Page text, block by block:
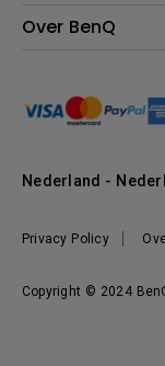
BenQ Shop -
Evenementen &
Over BenQ
Management
Nieuws
Werken bij BenQ
Copyright © 2024
Privacy Policy
Nederland -